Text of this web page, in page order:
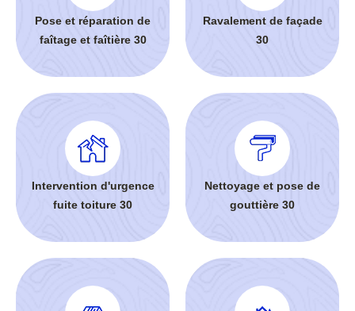
Pose et réparation de
faîtage et faîtière 30
Ravalement de façade
30
Intervention d'urgence
fuite toiture 30
Nettoyage et pose de
gouttière 30